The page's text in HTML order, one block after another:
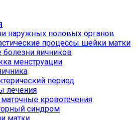
наружных половых органов
процессы шейки матки
болезни яичников
менструации
период
лечения
кровотечения
синдром